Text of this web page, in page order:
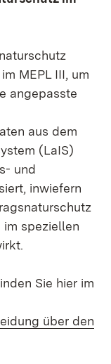
MEPL III, um
angepasste
aus dem
(LaIS)
und
inwiefern
speziellen
Sie hier im
über den